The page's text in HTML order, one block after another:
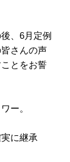
、6月定例
さんの声
とをお誓
ー。
に継承